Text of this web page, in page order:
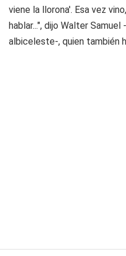
viene la llorona'. Esa vez
hablar...", dijo Walter
albiceleste-, quien también